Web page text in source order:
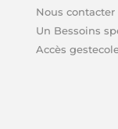
Nous contacter
Un Bessoins
Accès